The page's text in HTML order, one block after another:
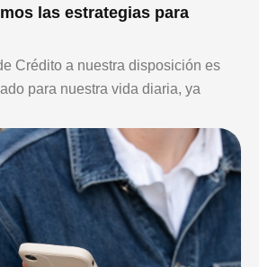
las estrategias para
Crédito a nuestra disposición es
para nuestra vida diaria, ya